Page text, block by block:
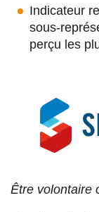
Indicateur
sous-
perçu les
Être volontaire